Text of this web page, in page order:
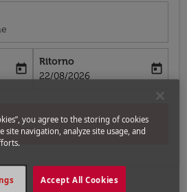
aria-label
today
Ritorno
fc-booking-return-date-aria-label
22/08/2026
today
Cerca
you agree to the storing of cookies
site navigation, analyze site usage, and
Accept All Cookies